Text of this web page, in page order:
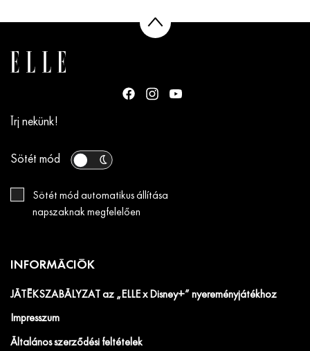
Írj nekünk!
Sötét mód
Sötét mód automatikus állítása
napszaknak megfelelően
INFORMÁCIÓK
JÁTÉKSZABÁLYZAT az „ELLE x Disney+” nyereményjátékhoz
Impresszum
Általános szerződési feltételek